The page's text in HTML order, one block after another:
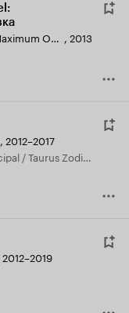
Lego Marvel Super Heroes: Maximum Overload , 2013
2012–2017
/ Thunderball, озвучка